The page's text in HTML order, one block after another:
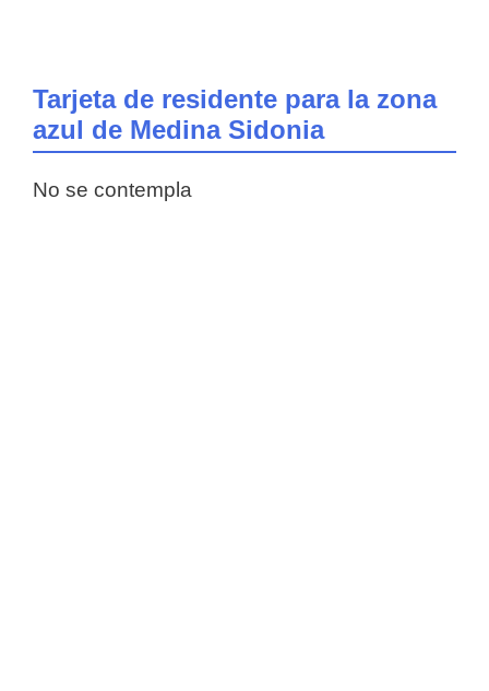
Tarjeta de residente para la zona
azul de Medina Sidonia
No se contempla